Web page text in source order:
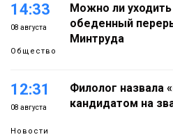
14:33
08 августа
Общество
Можно ли
обеденный
Минтруда
12:31
08 августа
Новости
Филолог назвала
кандидатом на